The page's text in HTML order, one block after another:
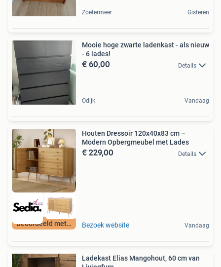
Zoetermeer Gisteren
Mooie hoge zwarte ladenkast - als nieuw
- 6 lades!
€ 60,00 Details
Odijk Vandaag
Beoordeeld met 9+
Houten Dressoir 120x40x83 cm –
Modern Opbergmeubel met Lades
€ 229,00 Details
Bezoek website Vandaag
Ladekast Elias Mangohout, 60 cm van